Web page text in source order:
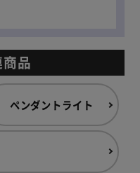
品
ペンダントライト